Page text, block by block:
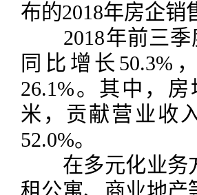
布的2018年房企
2018年前三季
同比增长50.3%
26.1%。其中，
米，贡献营业收
52.0%。
在多元化业务方